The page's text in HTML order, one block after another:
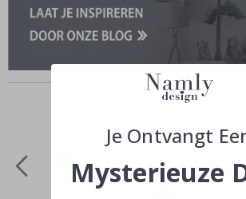
Vergelijkbare
Je Ontvangt
Mysterieuze